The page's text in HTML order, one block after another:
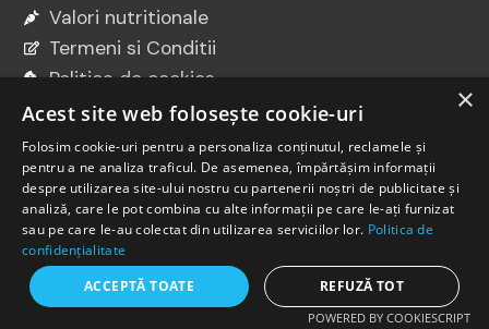
Valori nutritionale
Termeni si Conditii
Politica de cookies
Politica de confidentialitate
×
Acest site web folosește cookie-uri
Folosim cookie-uri pentru a personaliza conținutul, reclamele și
pentru a ne analiza traficul. De asemenea, împărtășim informații
despre utilizarea site-ului nostru cu partenerii noștri de publicitate și
analiză, care le pot combina cu alte informații pe care le-ați furnizat
sau pe care le-au colectat din utilizarea serviciilor lor. Politica de
confidențialitate
ACCEPTĂ TOATE
REFUZĂ TOT
POWERED BY COOKIESCRIPT